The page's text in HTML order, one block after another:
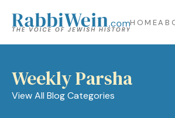
HOME
Weekly Parsha
View All Blog Categories